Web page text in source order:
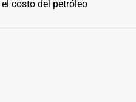
costo del petróleo